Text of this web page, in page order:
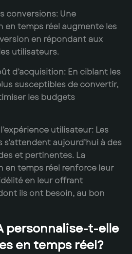
conversions: Une
en temps réel augmente les
en répondant aux
utilisateurs.
d’acquisition: En ciblant les
susceptibles de convertir,
les budgets
utilisateur: Les
aujourd’hui à des
et pertinentes. La
en temps réel renforce leur
en leur offrant
ils ont besoin, au bon
personnalise-t-elle
en temps réel?